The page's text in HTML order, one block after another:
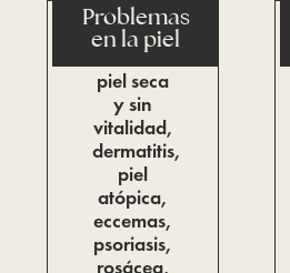
Problemas
en la piel
Tienes la
piel seca
y sin
vitalidad,
dermatitis,
piel
atópica,
eccemas,
psoriasis,
rosácea,